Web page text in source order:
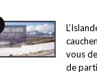
vous
de